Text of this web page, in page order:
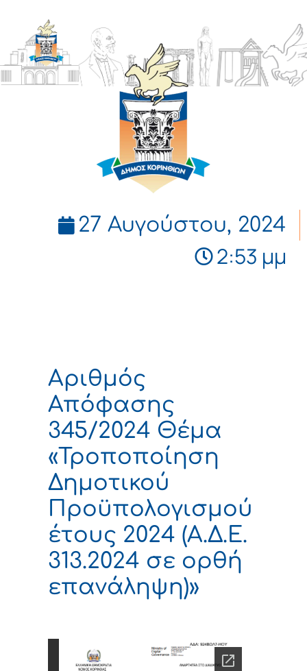
ΔΗΜΟΣ
ΚΟΡΙΝΘΙΩΝ
27 Αυγούστου, 2024
2:53 μμ
Αριθμός
Απόφασης
345/2024 Θέμα
«Τροποποίηση
Δημοτικού
Προϋπολογισμού
έτους 2024 (Α.Δ.Ε.
313.2024 σε ορθή
επανάληψη)»